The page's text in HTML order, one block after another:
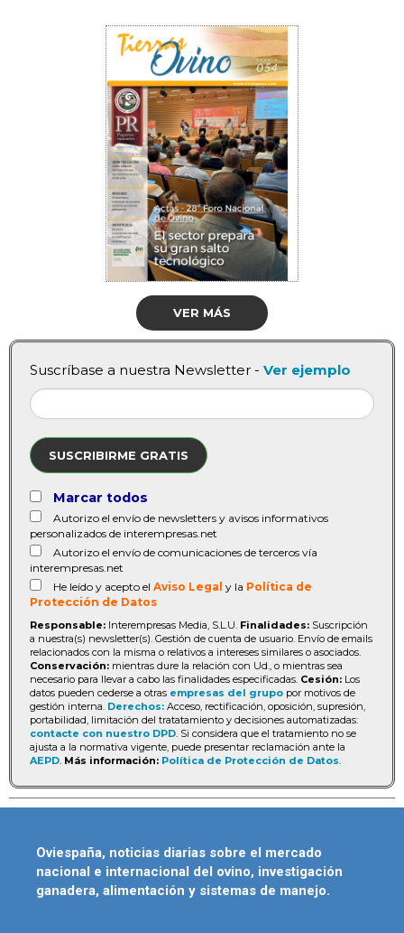
VER MÁS
Suscríbase a nuestra Newsletter - Ver ejemplo
SUSCRIBIRME GRATIS
Marcar todos
Autorizo el envío de newsletters y avisos informativos
personalizados de interempresas.net
Autorizo el envío de comunicaciones de terceros vía
interempresas.net
He leído y acepto el Aviso Legal y la Política de
Protección de Datos
Responsable: Interempresas Media, S.L.U. Finalidades: Suscripción
a nuestra(s) newsletter(s). Gestión de cuenta de usuario. Envío de emails
relacionados con la misma o relativos a intereses similares o asociados.
Conservación: mientras dure la relación con Ud., o mientras sea
necesario para llevar a cabo las finalidades especificadas. Cesión: Los
datos pueden cederse a otras empresas del grupo por motivos de
gestión interna. Derechos: Acceso, rectificación, oposición, supresión,
portabilidad, limitación del tratatamiento y decisiones automatizadas:
contacte con nuestro DPD. Si considera que el tratamiento no se
ajusta a la normativa vigente, puede presentar reclamación ante la
AEPD. Más información: Política de Protección de Datos.
Oviespaña, noticias diarias sobre el mercado
nacional e internacional del ovino, investigación
ganadera, alimentación y sistemas de manejo.